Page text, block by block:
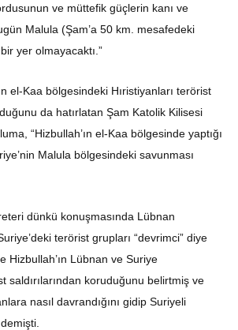
ve müttefik güçlerin kanı ve
Malula (Şam’a 50 km. mesafedeki
yer olmayacaktı.”
el-Kaa bölgesindeki Hıristiyanları terörist
da hatırlatan Şam Katolik Kilisesi
“Hizbullah’ın el-Kaa bölgesinde yaptığı
Malula bölgesindeki savunması
dünkü konuşmasında Lübnan
terörist grupları “devrimci” diye
Hizbullah’ın Lübnan ve Suriye
saldırılarından koruduğunu belirtmiş ve
nasıl davrandığını gidip Suriyeli